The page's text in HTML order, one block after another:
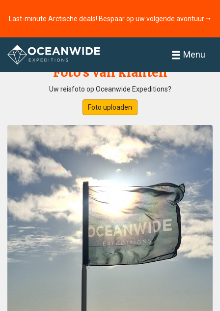
Last-minute Arctische deals! Bespaar op uw volgende avontuur ⭢
Menu
Home
Foto’s van klanten
Uw reisfoto op Oceanwide Expeditions?
Foto uploaden